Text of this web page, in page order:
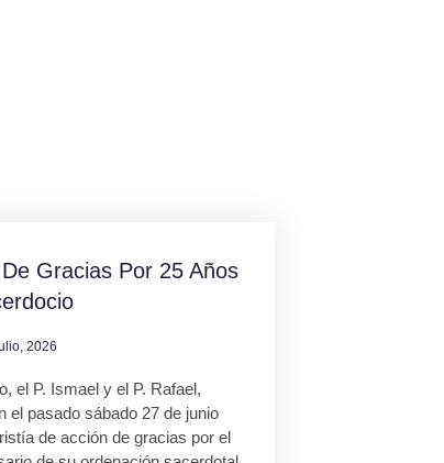
Gracias Por 25 Años
2026
el P. Ismael y el P. Rafael,
el pasado sábado 27 de junio
de acción de gracias por el